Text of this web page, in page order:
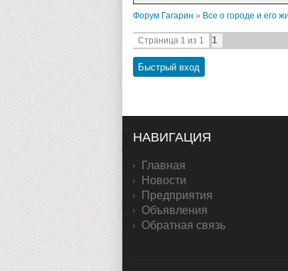
Форум Гагарин » Все о городе и его
Страница 1 из 1 1
НАВИГАЦИЯ
Главная
Новости
Предприятия
Объявления
Обратная связь